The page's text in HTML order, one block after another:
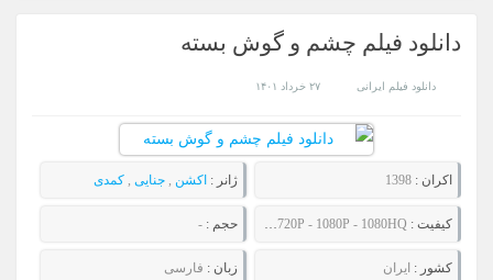
دانلود فیلم چشم و گوش بسته
دانلود فیلم ایرانی ۲۷ خرداد ۱۴۰۱
اکران :1398 ژانر : اکشن جنایی کمدی
کیفیت : 480P - 720P - 1080P - 1080HQ حجم : -
کشور : ایران زبان : فارسی